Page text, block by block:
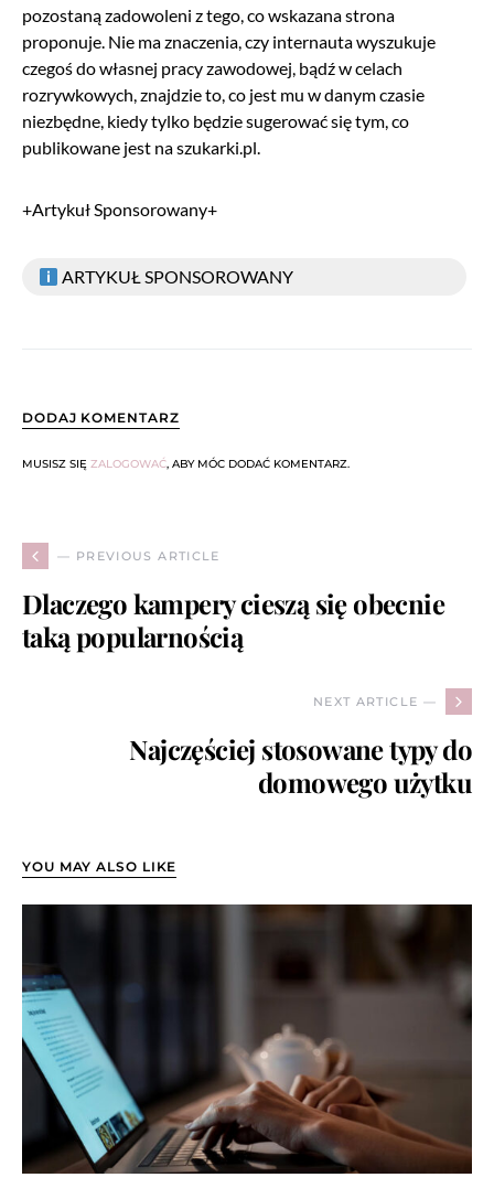
pozostaną zadowoleni z tego, co wskazana strona
proponuje. Nie ma znaczenia, czy internauta wyszukuje
czegoś do własnej pracy zawodowej, bądź w celach
rozrywkowych, znajdzie to, co jest mu w danym czasie
niezbędne, kiedy tylko będzie sugerować się tym, co
publikowane jest na szukarki.pl.
+Artykuł Sponsorowany+
ARTYKUŁ SPONSOROWANY
DODAJ KOMENTARZ
MUSISZ SIĘ ZALOGOWAĆ, ABY MÓC DODAĆ KOMENTARZ.
— PREVIOUS ARTICLE
Dlaczego kampery cieszą się obecnie
taką popularnością
NEXT ARTICLE —
Najczęściej stosowane typy do
domowego użytku
YOU MAY ALSO LIKE